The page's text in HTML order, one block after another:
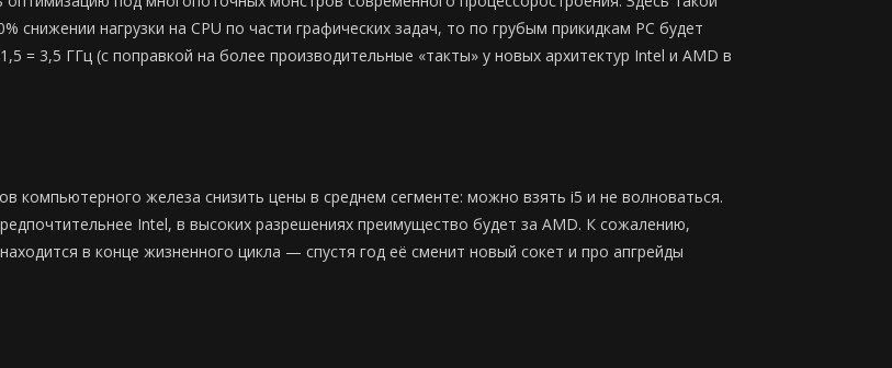
снижении нагрузки на CPU по части графических задач, то по грубым прикидкам PC будет
= 3,5 ГГц (с поправкой на более производительные «такты» у новых архитектур Intel и AMD в
компьютерного железа снизить цены в среднем сегменте: можно взять i5 и не волноваться.
Intel, в высоких разрешениях преимущество будет за AMD. К сожалению,
в конце жизненного цикла — спустя год её сменит новый сокет и про апгрейды